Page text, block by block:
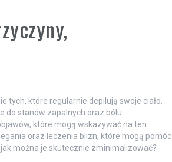
tych, które regularnie depilują swoje ciało.
do stanów zapalnych oraz bólu.
które mogą wskazywać na ten
oraz leczenia blizn, które mogą pomóc
można je skutecznie zminimalizować?